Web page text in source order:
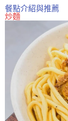
餐點介紹與推薦
炒麵